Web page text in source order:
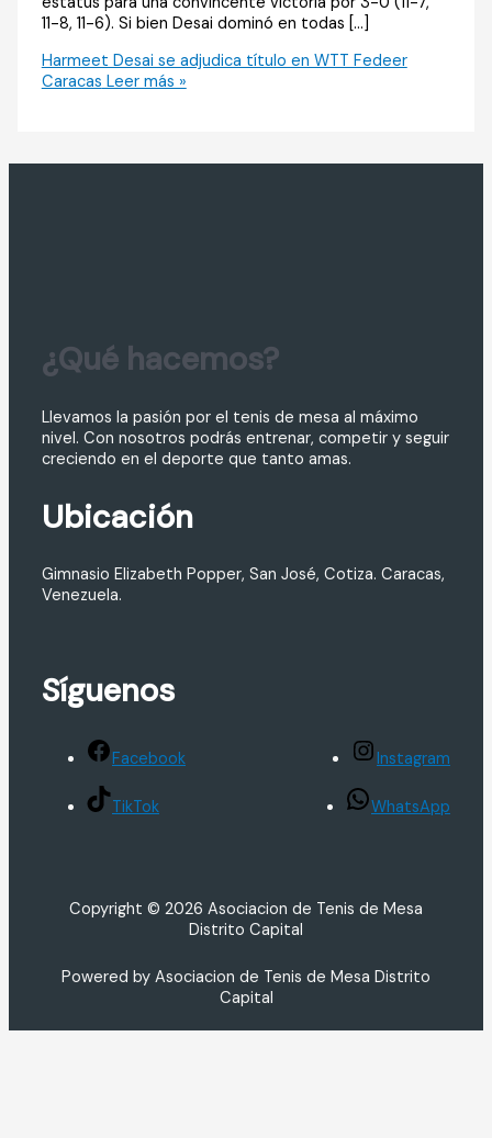
11-8, 11-6). Si bien Desai dominó en todas […]
Harmeet Desai se adjudica título en WTT Fedeer
Caracas Leer más »
¿Qué hacemos?
Llevamos la pasión por el tenis de mesa al máximo
nivel. Con nosotros podrás entrenar, competir y seguir
creciendo en el deporte que tanto amas.
Ubicación
Gimnasio Elizabeth Popper, San José, Cotiza. Caracas,
Venezuela.
Síguenos
Facebook Instagram
TikTok WhatsApp
Copyright © 2026 Asociacion de Tenis de Mesa
Distrito Capital
Powered by Asociacion de Tenis de Mesa Distrito
Capital